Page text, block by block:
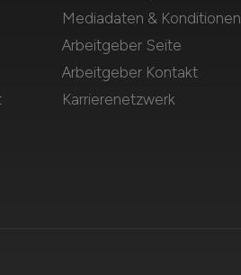
Mediadaten & Konditionen
Arbeitgeber Seite
Arbeitgeber Kontakt
Karrierenetzwerk